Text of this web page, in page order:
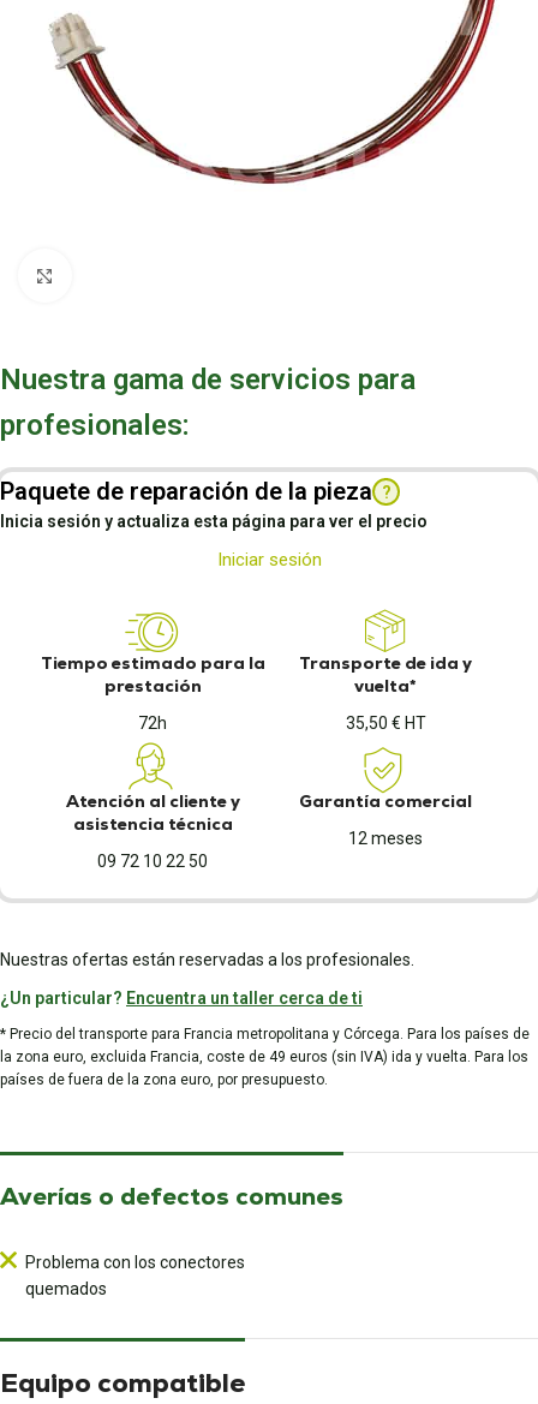
Nuestra gama de servicios para
profesionales:
Paquete de reparación de la pieza ?
Inicia sesión y actualiza esta página para ver el precio
Iniciar sesión
Tiempo estimado para la
prestación
72h
Transporte de ida y
vuelta*
35,50 € HT
Atención al cliente y
asistencia técnica
09 72 10 22 50
Garantía comercial
12 meses
Nuestras ofertas están reservadas a los profesionales.
¿Un particular? Encuentra un taller cerca de ti
* Precio del transporte para Francia metropolitana y Córcega. Para los países de
la zona euro, excluida Francia, coste de 49 euros (sin IVA) ida y vuelta. Para los
países de fuera de la zona euro, por presupuesto.
Averías o defectos comunes
Problema con los conectores
quemados
Equipo compatible